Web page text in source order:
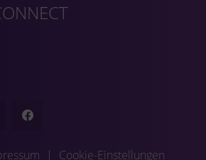
| Cookie-Einstellungen